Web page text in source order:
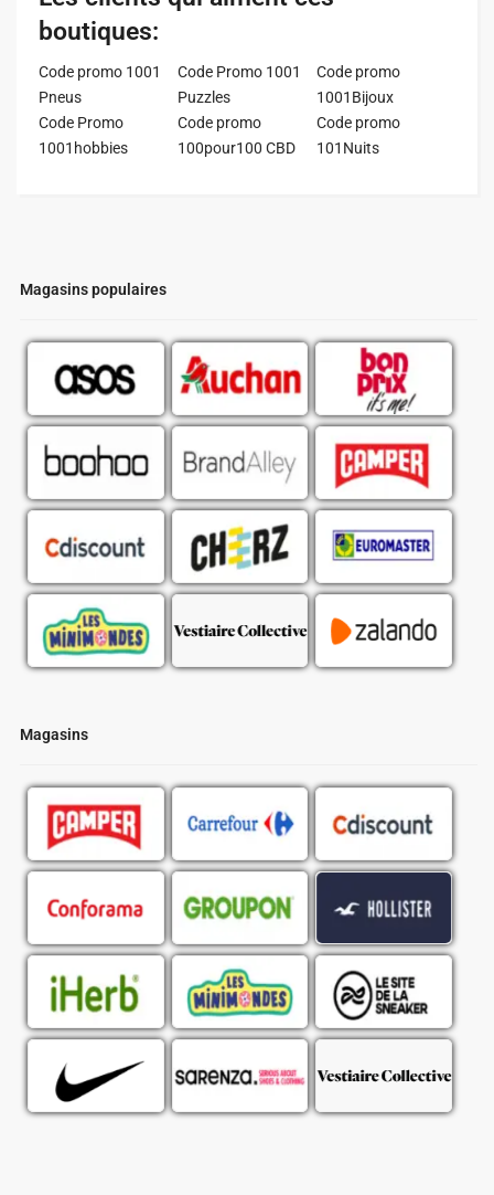
Magasins populaires
Magasins
boutiques:
Code promo 1001
Pneus
Code Promo 1001
Puzzles
Code promo
1001Bijoux
Code Promo
1001hobbies
Code promo
100pour100 CBD
Code promo
101Nuits